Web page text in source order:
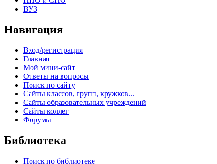
ВУЗ
Навигация
Вход/регистрация
Главная
Мой мини-сайт
Ответы на вопросы
Поиск по сайту
Сайты классов, групп, кружков...
Сайты образовательных учреждений
Сайты коллег
Форумы
Библиотека
Поиск по библиотеке